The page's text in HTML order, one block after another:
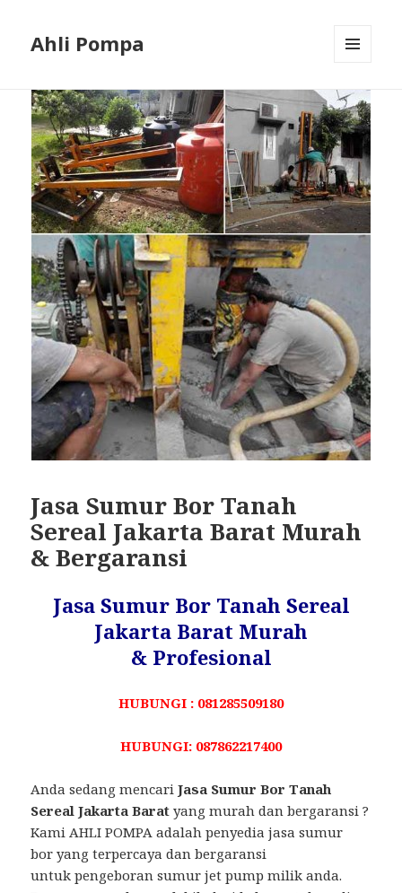
Ahli Pompa
WIDGETS
Jasa Sumur Bor Tanah
Sereal Jakarta Barat Murah
& Bergaransi
Jasa Sumur Bor Tanah Sereal
Jakarta Barat Murah
& Profesional
HUBUNGI : 081285509180
HUBUNGI: 087862217400
Anda sedang mencariJasa Sumur Bor Tanah
Sereal Jakarta Barat yang murah dan bergaransi ?
Kami AHLI POMPA adalah penyedia jasa sumur
bor yang terpercaya dan bergaransi
untuk pengeboran sumur jet pump milik anda.